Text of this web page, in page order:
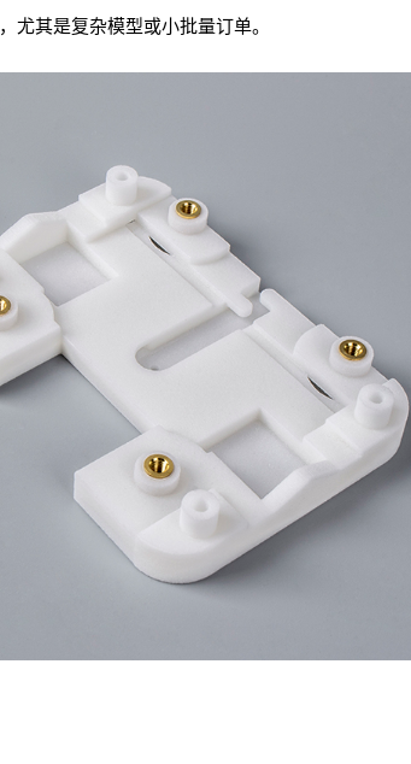
，尤其是复杂模型或小批量订单。